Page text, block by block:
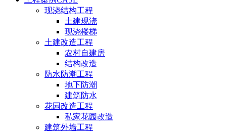
现浇结构工程
土建现浇
现浇楼梯
土建改造工程
农村自建房
结构改造
防水防潮工程
地下防潮
建筑防水
花园改造工程
私家花园改造
建筑外墙工程